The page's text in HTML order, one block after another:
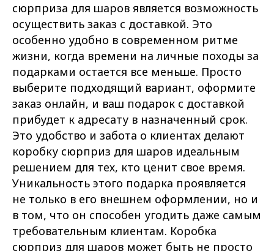
сюрприза для шаров является возможность
осуществить заказ с доставкой. Это
особенно удобно в современном ритме
жизни, когда времени на личные походы за
подарками остается все меньше. Просто
выберите подходящий вариант, оформите
заказ онлайн, и ваш подарок с доставкой
прибудет к адресату в назначенный срок.
Это удобство и забота о клиентах делают
коробку сюрприз для шаров идеальным
решением для тех, кто ценит свое время.
Уникальность этого подарка проявляется
не только в его внешнем оформлении, но и
в том, что он способен угодить даже самым
требовательным клиентам. Коробка
сюрприз для шаров может быть не просто